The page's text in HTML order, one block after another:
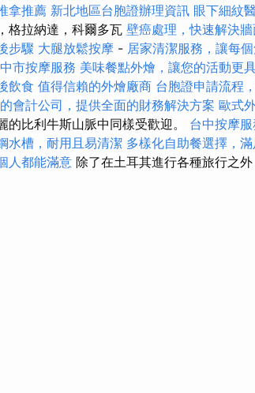
拿推薦 新北地區台胞證辦理資訊 眼下細紋
格拉納達，科爾多瓦 壁癌處理，快速解決
步驟 大腿放鬆按摩 - 居家清潔服務，讓每
市按摩服務 美味餐點外燴，讓您的活動更
飲食 值得信賴的外燴廠商 台胞證申請流程
會計公司，提供全面的財務解決方案 歐式
的比利牛斯山脈中同樣受歡迎。 台中按摩
水槽，耐用且易清潔 多樣化自助餐選擇，
人都能滿意 除了在土耳其進行各種旅行之